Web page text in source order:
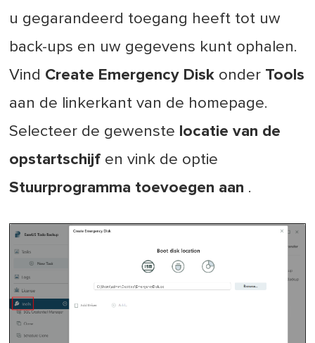
u gegarandeerd toegang heeft tot uw
back-ups en uw gegevens kunt ophalen.
Vind Create Emergency Disk onder Tools
aan de linkerkant van de homepage.
Selecteer de gewenste locatie van de
opstartschijfen vink de optie
Stuurprogramma toevoegen aan .